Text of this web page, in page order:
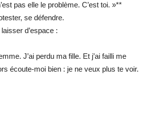
pas elle le problème. C’est toi. »**
se défendre.
d’espace :
J’ai perdu ma fille. Et j’ai failli me
écoute-moi bien : je ne veux plus te voir.